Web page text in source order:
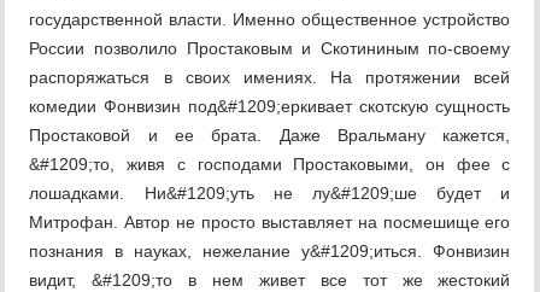
государственной власти. Именно общественное устройство
России позволило Простаковым и Скотининым по-своему
распоряжаться в своих имениях. На протяжении всей
комедии Фонвизин под&#1209;еркивает скотскую сущность
Простаковой и ее брата. Даже Вральману кажется,
&#1209;то, живя с господами Простаковыми, он фее с
лошадками. Ни&#1209;уть не лу&#1209;ше будет и
Митрофан. Автор не просто выставляет на посмешище его
познания в науках, нежелание у&#1209;иться. Фонвизин
видит, &#1209;то в нем живет все тот же жестокий